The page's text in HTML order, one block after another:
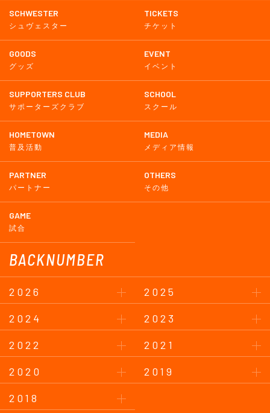
SCHWESTER
シュヴェスター
TICKETS
チケット
GOODS
グッズ
EVENT
イベント
SUPPORTERS CLUB
サポーターズクラブ
SCHOOL
スクール
HOMETOWN
普及活動
MEDIA
メディア情報
PARTNER
パートナー
OTHERS
その他
GAME
試合
BACKNUMBER
2026
2025
2024
2023
2022
2021
2020
2019
2018